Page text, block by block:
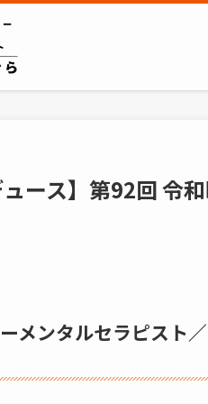
ュース】第92回
メンタルセラピスト